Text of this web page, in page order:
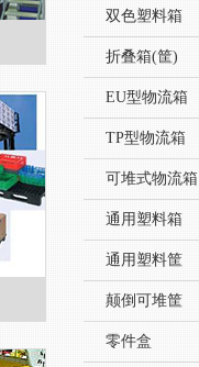
双色塑料箱
折叠箱(筐)
EU型物流箱
TP型物流箱
可堆式物流箱
通用塑料箱
通用塑料筐
颠倒可堆筐
零件盒